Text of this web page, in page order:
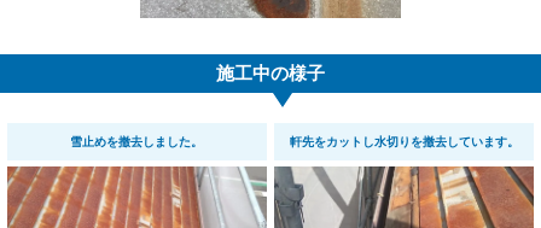
施工中の様子
雪止めを撤去しました。 軒先をカットし水切りを撤去しています。